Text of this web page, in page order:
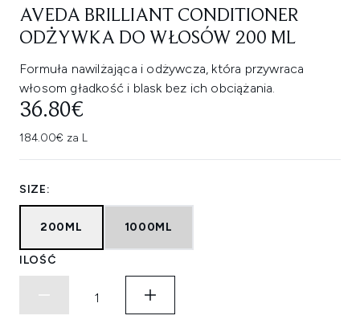
AVEDA BRILLIANT CONDITIONER
ODŻYWKA DO WŁOSÓW 200 ML
Formuła nawilżająca i odżywcza, która przywraca
włosom gładkość i blask bez ich obciążania.
36.80€
184.00€ za L
SIZE:
200ML 1000ML
ILOŚĆ